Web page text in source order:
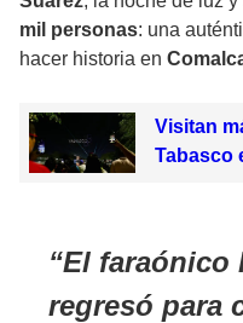
mil personas: una
hacer historia en
Visitan
Tabasco
El faraónico
regresó para